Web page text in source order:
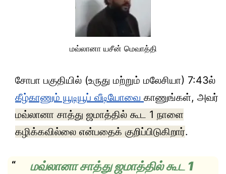
மவ்லானா யசீன் மெவாத்தி
சோபா பகுதியில் (உருது மற்றும் மலேசியா) 7:43ல்
கீழ்காணும் யூடியூப் வீடியோவை காணுங்கள், அவர்
மவ்லானா சாத்து ஜமாத்தில் கூட 1 நாளை
கழிக்கவில்லை என்பதைக் குறிப்பிடுகிறார்.
மவ்லானா சாத்து ஜமாத்தில் கூட 1